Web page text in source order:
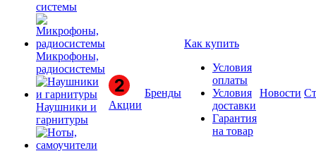
системы
Микрофоны,
радиосистемы
Наушники и
гарнитуры
Акции
Бренды
Как купить
Условия
оплаты
Условия
доставки
Гарантия
на товар
Новости